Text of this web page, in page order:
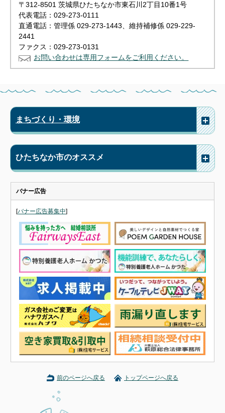
〒312-8501 茨城県ひたちなか市東石川2丁目10番1号
代表電話：029-273-0111
直通電話：管理係 029-273-1443、維持補修係 029-229-
2441
ファクス：029-273-0131
お問い合わせは専用フォームをご利用ください。
まちづくり・環境
ひたちなか市のオススメ
バナー広告
[バナー広告募集中]
前のページへ戻る トップページへ戻る